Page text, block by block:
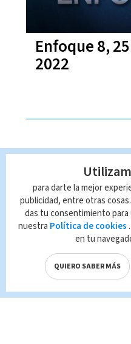
Enfoque 8,
2022
para darte la mejor
publicidad, entre otras
das tu consentimiento
nuestra Política de cookies
en tu
QUIERO SABER MÁS